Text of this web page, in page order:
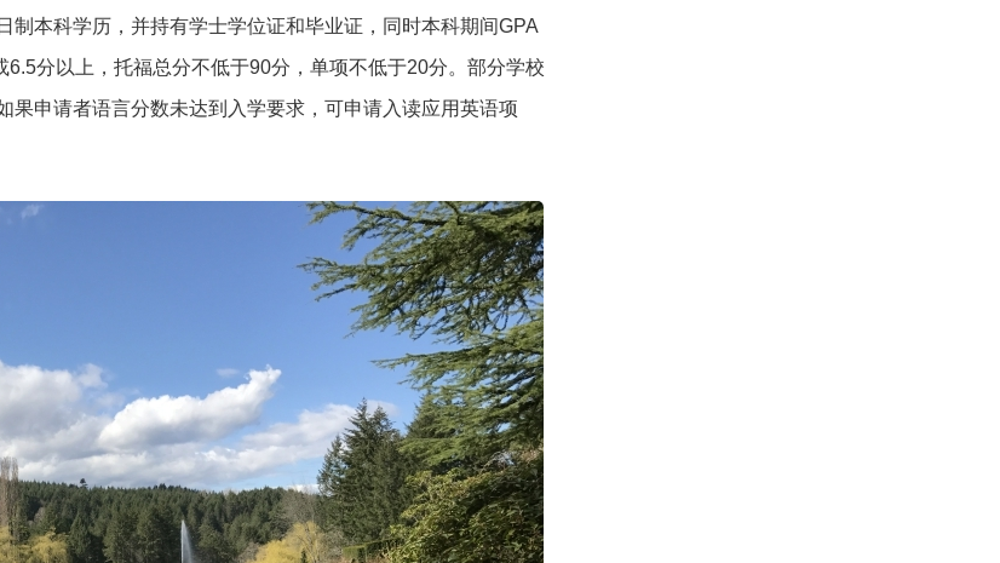
本科学历，并持有学士学位证和毕业证，同时本科期间GPA
分以上，托福总分不低于90分，单项不低于20分。部分学校
申请者语言分数未达到入学要求，可申请入读应用英语项